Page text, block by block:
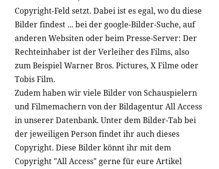
Copyright-Feld setzt. Dabei ist es egal, wo du diese
Bilder findest ... bei der google-Bilder-Suche, auf
anderen Websiten oder beim Presse-Server: Der
Rechteinhaber ist der Verleiher des Films, also
zum Beispiel Warner Bros. Pictures, X Filme oder
Tobis Film.
Zudem haben wir viele Bilder von Schauspielern
und Filmemachern von der Bildagentur All Access
in unserer Datenbank. Unter dem Bilder-Tab bei
der jeweiligen Person findet ihr auch dieses
Copyright. Diese Bilder könnt ihr mit dem
Copyright "All Access" gerne für eure Artikel